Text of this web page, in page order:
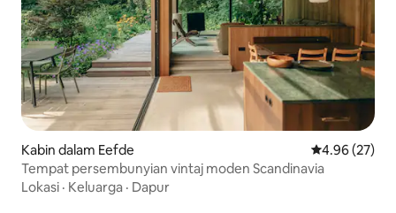
Kabin dalam Eefde Penarafan
4.96 (27)
Tempat persembunyian vintaj moden Scandinavia
Lokasi · Keluarga · Dapur